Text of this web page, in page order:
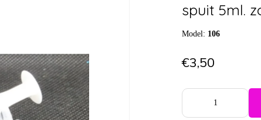
spuit 5ml.
Model: 106
€3,50